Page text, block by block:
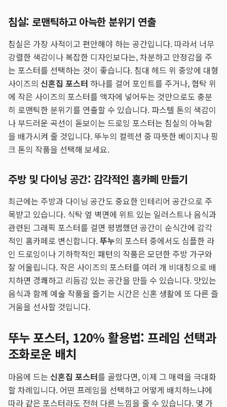
침실: 로맨틱하고 아늑한 분위기 연출
침실은 가장 사적이고 편안해야 하는 공간입니다. 따라서 너무
강렬한 색감이나 복잡한 디자인보다는, 차분하고 안정감을 주
는 포스터를 선택하는 것이 좋습니다. 침대 헤드 위 중앙에 대형
사이즈의 신혼집 포스터 하나를 걸어 포인트를 주거나, 협탁 위
에 작은 사이즈의 포스터를 액자에 넣어두는 것만으로도 충분
히 로맨틱한 분위기를 연출할 수 있습니다. 파스텔 톤의 색감이
나 부드러운 곡선이 돋보이는 드로잉 포스터는 침실의 아늑함
을 배가시켜 줄 것입니다. 뚜누의 컬렉션 중 따뜻한 베이지나 핑
크 톤의 작품을 선택해 보세요.
주방 및 다이닝 공간: 감각적인 홈카페 만들기
최근에는 주방과 다이닝 공간도 중요한 인테리어 공간으로 주
목받고 있습니다. 식탁 옆 벽면에 위트 있는 일러스트나 음식과
관련된 그래픽 포스터를 걸면 평범했던 공간이 순식간에 감각
적인 홈카페로 변신합니다.뚜누의 포스터 중에서도 심플한 라
인 드로잉이나 기하학적인 패턴의 작품은 모던한 주방 가구와
잘 어울립니다. 작은 사이즈의 포스터를 여러 개 비대칭으로 배
치하면 경쾌하고 리듬감 있는 공간을 만들 수 있습니다. 맛있는
음식과 함께 예술 작품을 즐기는 시간은 신혼 생활에 또 다른 즐
거움을 선사할 것입니다.
뚜누 포스터, 120% 활용법: 프레임 선택과
조화로운 배치
마음에 드는 신혼집 포스터를 골랐다면, 이제 그 매력을 극대화
할 차례입니다. 어떤 프레임을 선택하고 어떻게 배치하느냐에
따라 같은 포스터라도 전혀 다른 느낌을 줄 수 있습니다. 몇 가